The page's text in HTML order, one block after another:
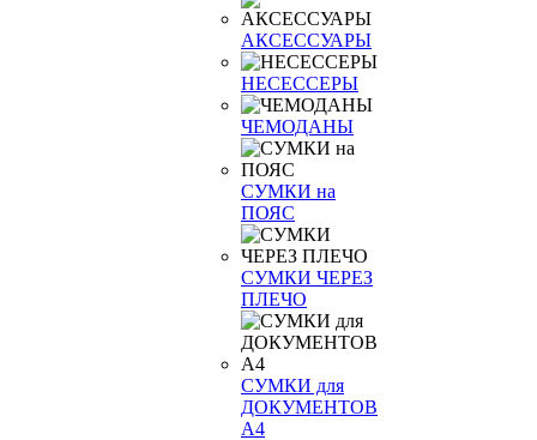
АКСЕССУАРЫ
НЕСЕССЕРЫ
ЧЕМОДАНЫ
СУМКИ на
ПОЯС
СУМКИ ЧЕРЕЗ
ПЛЕЧО
СУМКИ для
ДОКУМЕНТОВ
А4